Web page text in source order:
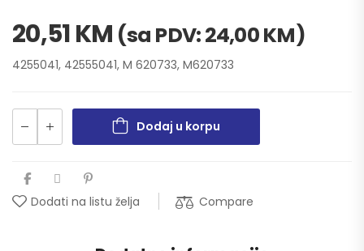
20,51KM (sa PDV:24,00KM)
4255041, 42555041, M 620733, M620733
Dodaj u korpu
Dodati na listu želja Compare